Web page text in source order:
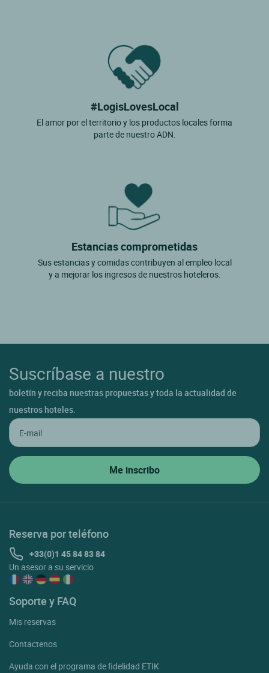
#LogisLovesLocal
El amor por el territorio y los productos locales forma
parte de nuestro ADN.
Estancias comprometidas
Sus estancias y comidas contribuyen al empleo local
y a mejorar los ingresos de nuestros hoteleros.
Suscríbase a nuestro
boletín y reciba nuestras propuestas y toda la actualidad de
nuestros hoteles.
Reserva por teléfono
+33(0)1 45 84 83 84
Un asesor a su servicio
Soporte y FAQ
Mis reservas
Contactenos
Ayuda con el programa de fidelidad ETIK